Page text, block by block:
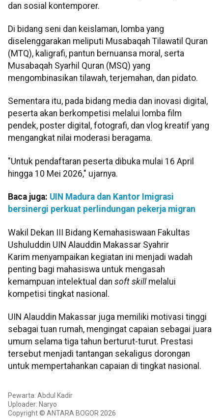
dan sosial kontemporer.
Di bidang seni dan keislaman, lomba yang
diselenggarakan meliputi Musabaqah Tilawatil Quran
(MTQ), kaligrafi, pantun bernuansa moral, serta
Musabaqah Syarhil Quran (MSQ) yang
mengombinasikan tilawah, terjemahan, dan pidato.
Sementara itu, pada bidang media dan inovasi digital,
peserta akan berkompetisi melalui lomba film
pendek, poster digital, fotografi, dan vlog kreatif yang
mengangkat nilai moderasi beragama.
"Untuk pendaftaran peserta dibuka mulai 16 April
hingga 10 Mei 2026," ujarnya.
Baca juga: UIN Madura dan Kantor Imigrasi
bersinergi perkuat perlindungan pekerja migran
Wakil Dekan III Bidang Kemahasiswaan Fakultas
Ushuluddin UIN Alauddin Makassar Syahrir
Karim menyampaikan kegiatan ini menjadi wadah
penting bagi mahasiswa untuk mengasah
kemampuan intelektual dan soft skill melalui
kompetisi tingkat nasional.
UIN Alauddin Makassar juga memiliki motivasi tinggi
sebagai tuan rumah, mengingat capaian sebagai juara
umum selama tiga tahun berturut-turut. Prestasi
tersebut menjadi tantangan sekaligus dorongan
untuk mempertahankan capaian di tingkat nasional.
Pewarta: Abdul Kadir
Uploader: Naryo
Copyright © ANTARA BOGOR 2026